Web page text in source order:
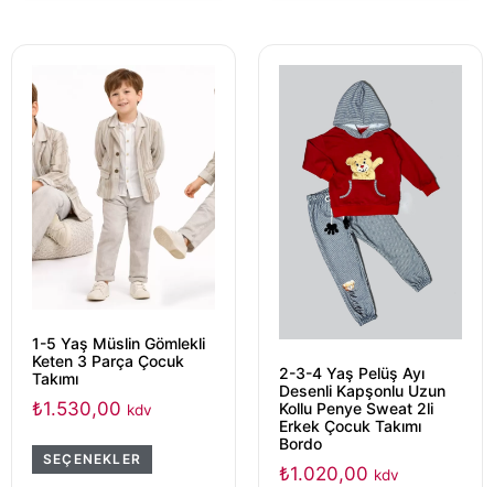
1-5 Yaş Müslin Gömlekli
Keten 3 Parça Çocuk
Takımı
₺1.530,00 kdv
SEÇENEKLER
2-3-4 Yaş Pelüş Ayı
Desenli Kapşonlu Uzun
Kollu Penye Sweat 2li
Erkek Çocuk Takımı
Bordo
₺1.020,00 kdv